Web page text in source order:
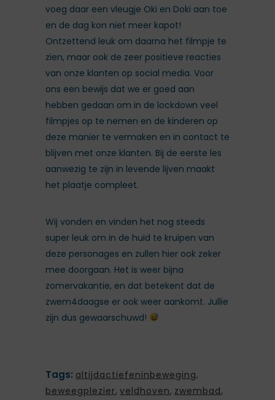
voeg daar een vleugje Oki en Doki aan toe
en de dag kon niet meer kapot!
Ontzettend leuk om daarna het filmpje te
zien, maar ook de zeer positieve reacties
van onze klanten op social media. Voor
ons een bewijs dat we er goed aan
hebben gedaan om in de lockdown veel
filmpjes op te nemen en de kinderen op
deze manier te vermaken en in contact te
blijven met onze klanten. Bij de eerste les
aanwezig te zijn in levende lijven maakt
het plaatje compleet.
Wij vonden en vinden het nog steeds
super leuk om in de huid te kruipen van
deze personages en zullen hier ook zeker
mee doorgaan. Het is weer bijna
zomervakantie, en dat betekent dat de
zwem4daagse er ook weer aankomt. Jullie
zijn dus gewaarschuwd!
Tags: altijdactiefeninbeweging,
beweegplezier, veldhoven, zwembad,